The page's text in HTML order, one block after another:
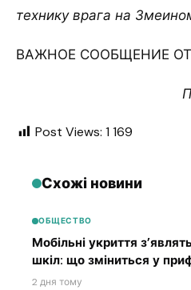
технику врага на
ВАЖНОЕ СООБЩЕНИЕ
Post Views: 1 169
Схожі новини
ОБЩЕСТВО
Мобільні укриття
шкіл: що зміниться у
2 дня тому